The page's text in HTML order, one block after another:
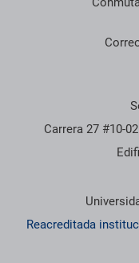
Carrera 27 #10-
Información
Reacreditada